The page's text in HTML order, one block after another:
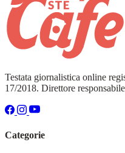
Testata giornalistica online
17/2018. Direttore
Categorie